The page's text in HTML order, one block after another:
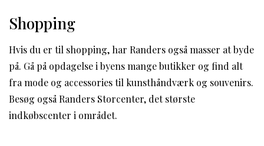
Shopping
Hvis du er til shopping, har Randers også masser at byde
på. Gå på opdagelse i byens mange butikker og find alt
fra mode og accessories til kunsthåndværk og souvenirs.
Besøg også Randers Storcenter, det største
indkøbscenter i området.